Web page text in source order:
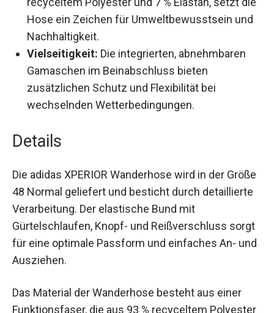
die Hose ein Zeichen für Umweltbewusstsein
und Nachhaltigkeit.
Vielseitigkeit:Die integrierten, abnehmbaren
Gamaschen im Beinabschluss bieten
zusätzlichen Schutz und Flexibilität bei
wechselnden Wetterbedingungen.
Details
Größe 48 Normal geliefert und besticht durch
detaillierte Verarbeitung. Der elastische Bund mit
Gürtelschlaufen, Knopf- und Reißverschluss
sorgt für eine optimale Passform und einfaches
An- und Ausziehen.
Funktionsfaser, die aus 93 % recyceltem